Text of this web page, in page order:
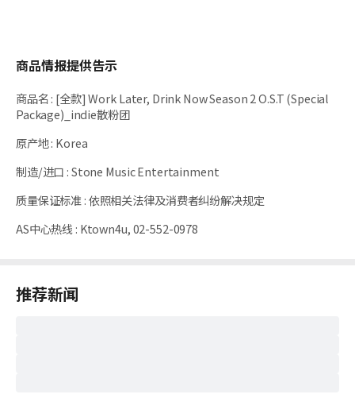
商品情报提供告示
商品名: [全款] Work Later, Drink Now Season 2 O.S.T (Special
Package)_indie散粉团
原产地: Korea
制造/进口 :Stone Music Entertainment
质量保证标准 :依照相关法律及消费者纠纷解决规定
AS中心热线 : Ktown4u, 02-552-0978
推荐新闻